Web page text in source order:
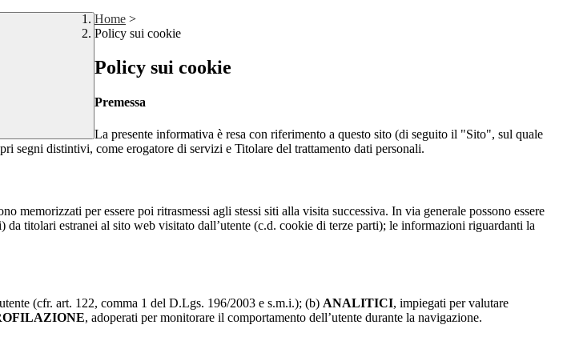
Home >
Policy sui cookie
Policy sui cookie
Premessa
La presente informativa è resa con riferimento a questo sito (di seguito il "Sito", sul quale
segni distintivi, come erogatore di servizi e Titolare del trattamento dati personali.
per essere poi ritrasmessi agli stessi siti alla visita successiva. In via generale possono essere
titolari estranei al sito web visitato dall’utente (c.d. cookie di terze parti); le informazioni riguardanti la
(cfr. art. 122, comma 1 del D.Lgs. 196/2003 e s.m.i.); (b) ANALITICI, impiegati per valutare
, adoperati per monitorare il comportamento dell’utente durante la navigazione.